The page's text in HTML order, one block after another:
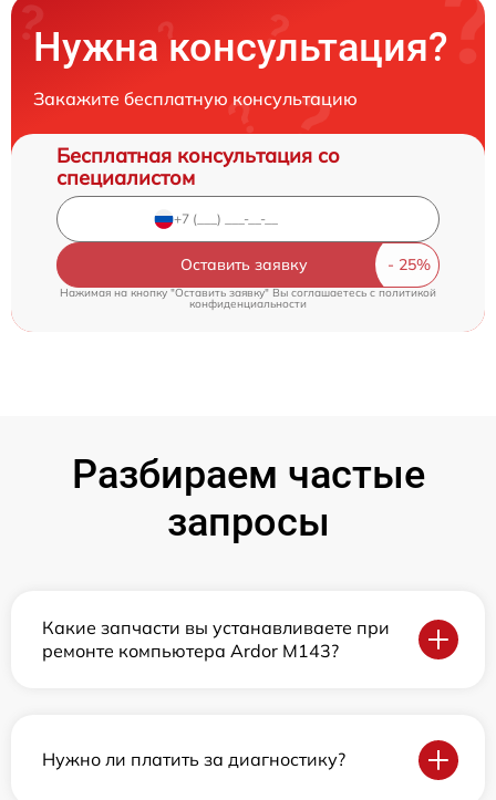
Нужна консультация?
Закажите бесплатную консультацию
Бесплатная консультация со
специалистом
Оставить заявку
Нажимая на кнопку "Оставить заявку" Вы соглашаетесь cполитикой
конфиденциальности
Разбираем частые
запросы
Какие запчасти вы устанавливаете при
ремонте компьютера Ardor M143?
Нужно ли платить за диагностику?